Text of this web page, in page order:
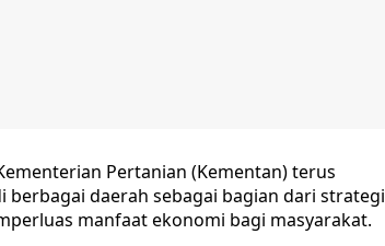
Pertanian (Kementan) terus
daerah sebagai bagian dari strategi
manfaat ekonomi bagi masyarakat.